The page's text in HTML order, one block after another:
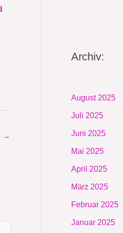
→
Archiv:
August 2025
Juli 2025
Juni 2025
Mai 2025
April 2025
März 2025
Februar 2025
Januar 2025